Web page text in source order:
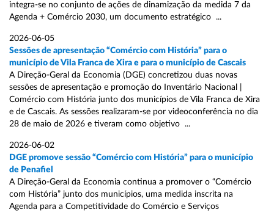
integra-se no conjunto de ações de dinamização da medida 7 da
Agenda + Comércio 2030, um documento estratégico ...
2026-06-05
Sessões de apresentação “Comércio com História” para o
município de Vila Franca de Xira e para o município de Cascais
A Direção-Geral da Economia (DGE) concretizou duas novas
sessões de apresentação e promoção do Inventário Nacional |
Comércio com História junto dos municípios de Vila Franca de Xira
e de Cascais. As sessões realizaram-se por videoconferência no dia
28 de maio de 2026 e tiveram como objetivo ...
2026-06-02
DGE promove sessão “Comércio com História” para o município
de Penafiel
A Direção-Geral da Economia continua a promover o “Comércio
com História” junto dos municípios, uma medida inscrita na
Agenda para a Competitividade do Comércio e Serviços